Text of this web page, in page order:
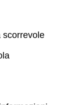
scorrevole